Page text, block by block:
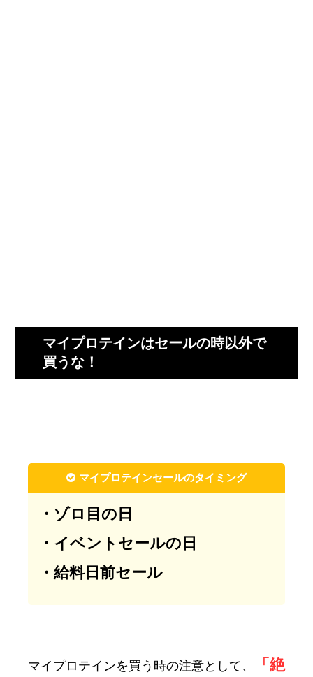
マイプロテインはセールの時以外で
買うな！
マイプロテインセールのタイミング
・ゾロ目の日
・イベントセールの日
・給料日前セール
マイプロテインを買う時の注意として、
「絶